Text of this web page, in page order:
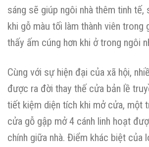
sáng sẽ giúp ngôi nhà thêm tinh tế,
khi gỗ màu tối làm thành viên trong
thấy ấm cúng hơn khi ở trong ngôi
Cùng với sự hiện đại của xã hội,
được ra đời thay thế cửa bản lề
tiết kiệm diện tích khi mở cửa, một
cửa gỗ gập mở 4 cánh linh hoạt
chính giữa nhà. Điểm khác biệt của